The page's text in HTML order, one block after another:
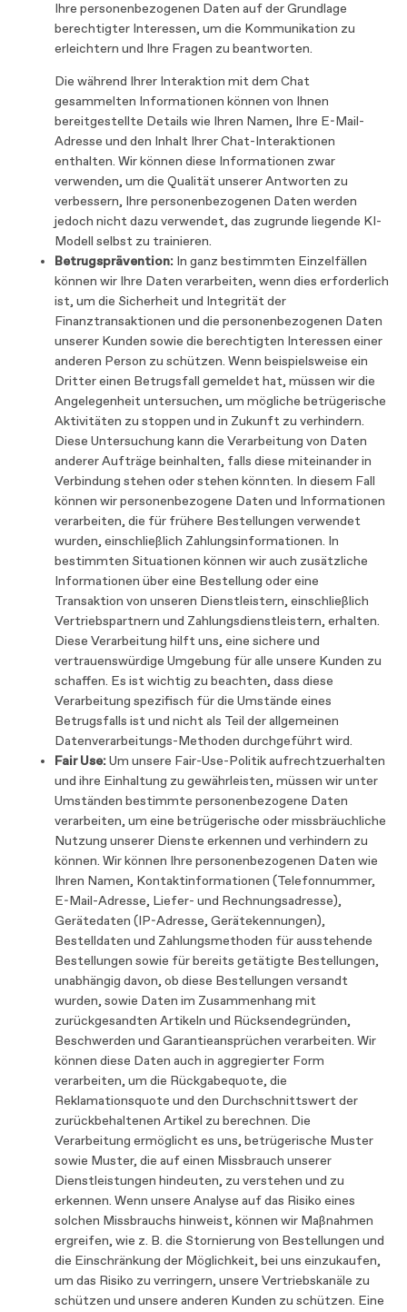
Ihre personenbezogenen Daten auf der Grundlage
berechtigter Interessen, um die Kommunikation zu
erleichtern und Ihre Fragen zu beantworten.
Die während Ihrer Interaktion mit dem Chat
gesammelten Informationen können von Ihnen
bereitgestellte Details wie Ihren Namen, Ihre E-Mail-
Adresse und den Inhalt Ihrer Chat-Interaktionen
enthalten. Wir können diese Informationen zwar
verwenden, um die Qualität unserer Antworten zu
verbessern, Ihre personenbezogenen Daten werden
jedoch nicht dazu verwendet, das zugrunde liegende KI-
Modell selbst zu trainieren.
Betrugsprävention: In ganz bestimmten Einzelfällen
können wir Ihre Daten verarbeiten, wenn dies erforderlich
ist, um die Sicherheit und Integrität der
Finanztransaktionen und die personenbezogenen Daten
unserer Kunden sowie die berechtigten Interessen einer
anderen Person zu schützen. Wenn beispielsweise ein
Dritter einen Betrugsfall gemeldet hat, müssen wir die
Angelegenheit untersuchen, um mögliche betrügerische
Aktivitäten zu stoppen und in Zukunft zu verhindern.
Diese Untersuchung kann die Verarbeitung von Daten
anderer Aufträge beinhalten, falls diese miteinander in
Verbindung stehen oder stehen könnten. In diesem Fall
können wir personenbezogene Daten und Informationen
verarbeiten, die für frühere Bestellungen verwendet
wurden, einschließlich Zahlungsinformationen. In
bestimmten Situationen können wir auch zusätzliche
Informationen über eine Bestellung oder eine
Transaktion von unseren Dienstleistern, einschließlich
Vertriebspartnern und Zahlungsdienstleistern, erhalten.
Diese Verarbeitung hilft uns, eine sichere und
vertrauenswürdige Umgebung für alle unsere Kunden zu
schaffen. Es ist wichtig zu beachten, dass diese
Verarbeitung spezifisch für die Umstände eines
Betrugsfalls ist und nicht als Teil der allgemeinen
Datenverarbeitungs-Methoden durchgeführt wird.
Fair Use:Um unsere Fair-Use-Politik aufrechtzuerhalten
und ihre Einhaltung zu gewährleisten, müssen wir unter
Umständen bestimmte personenbezogene Daten
verarbeiten, um eine betrügerische oder missbräuchliche
Nutzung unserer Dienste erkennen und verhindern zu
können. Wir können Ihre personenbezogenen Daten wie
Ihren Namen, Kontaktinformationen (Telefonnummer,
E-Mail-Adresse, Liefer- und Rechnungsadresse),
Gerätedaten (IP-Adresse, Gerätekennungen),
Bestelldaten und Zahlungsmethoden für ausstehende
Bestellungen sowie für bereits getätigte Bestellungen,
unabhängig davon, ob diese Bestellungen versandt
wurden, sowie Daten im Zusammenhang mit
zurückgesandten Artikeln und Rücksendegründen,
Beschwerden und Garantieansprüchen verarbeiten. Wir
können diese Daten auch in aggregierter Form
verarbeiten, um die Rückgabequote, die
Reklamationsquote und den Durchschnittswert der
zurückbehaltenen Artikel zu berechnen. Die
Verarbeitung ermöglicht es uns, betrügerische Muster
sowie Muster, die auf einen Missbrauch unserer
Dienstleistungen hindeuten, zu verstehen und zu
erkennen. Wenn unsere Analyse auf das Risiko eines
solchen Missbrauchs hinweist, können wir Maßnahmen
ergreifen, wie z. B. die Stornierung von Bestellungen und
die Einschränkung der Möglichkeit, bei uns einzukaufen,
um das Risiko zu verringern, unsere Vertriebskanäle zu
schützen und unsere anderen Kunden zu schützen. Eine